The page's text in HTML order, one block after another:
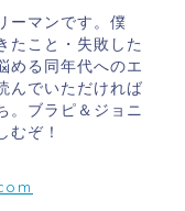
ーマンです。僕
たこと・失敗した
める同年代へのエ
んでいただければ
。ブラピ＆ジョニ
むぞ！